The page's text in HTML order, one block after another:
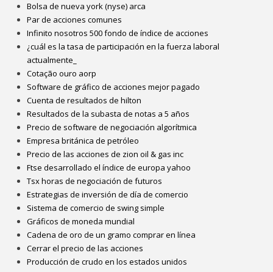
Bolsa de nueva york (nyse) arca
Par de acciones comunes
Infinito nosotros 500 fondo de índice de acciones
¿cuál es la tasa de participación en la fuerza laboral
actualmente_
Cotação ouro aorp
Software de gráfico de acciones mejor pagado
Cuenta de resultados de hilton
Resultados de la subasta de notas a 5 años
Precio de software de negociación algorítmica
Empresa británica de petróleo
Precio de las acciones de zion oil & gas inc
Ftse desarrollado el índice de europa yahoo
Tsx horas de negociación de futuros
Estrategias de inversión de día de comercio
Sistema de comercio de swing simple
Gráficos de moneda mundial
Cadena de oro de un gramo comprar en línea
Cerrar el precio de las acciones
Producción de crudo en los estados unidos